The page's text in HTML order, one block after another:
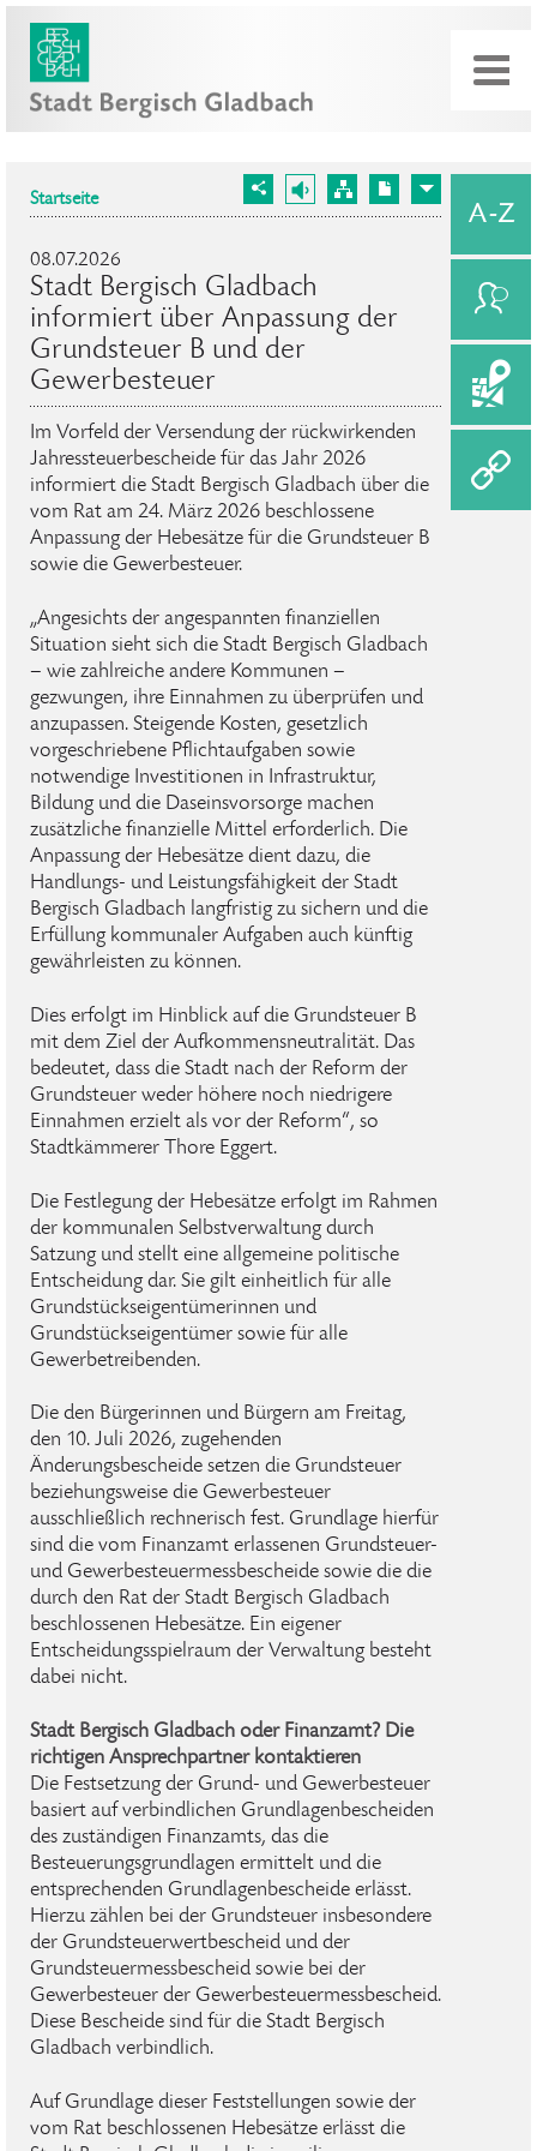
Startseite
08.07.2026
Stadt Bergisch Gladbach
informiert über Anpassung der
Grundsteuer B und der
Gewerbesteuer
Im Vorfeld der Versendung der rückwirkenden
Jahressteuerbescheide für das Jahr 2026
informiert die Stadt Bergisch Gladbach über die
vom Rat am 24. März 2026 beschlossene
Anpassung der Hebesätze für die Grundsteuer B
sowie die Gewerbesteuer.
„Angesichts der angespannten finanziellen
Situation sieht sich die Stadt Bergisch Gladbach
– wie zahlreiche andere Kommunen –
gezwungen, ihre Einnahmen zu überprüfen und
anzupassen. Steigende Kosten, gesetzlich
vorgeschriebene Pflichtaufgaben sowie
notwendige Investitionen in Infrastruktur,
Bildung und die Daseinsvorsorge machen
zusätzliche finanzielle Mittel erforderlich. Die
Anpassung der Hebesätze dient dazu, die
Handlungs- und Leistungsfähigkeit der Stadt
Bergisch Gladbach langfristig zu sichern und die
Erfüllung kommunaler Aufgaben auch künftig
gewährleisten zu können.
Dies erfolgt im Hinblick auf die Grundsteuer B
mit dem Ziel der Aufkommensneutralität. Das
bedeutet, dass die Stadt nach der Reform der
Grundsteuer weder höhere noch niedrigere
Einnahmen erzielt als vor der Reform“, so
Stadtkämmerer Thore Eggert.
Die Festlegung der Hebesätze erfolgt im Rahmen
der kommunalen Selbstverwaltung durch
Satzung und stellt eine allgemeine politische
Entscheidung dar. Sie gilt einheitlich für alle
Grundstückseigentümerinnen und
Grundstückseigentümer sowie für alle
Gewerbetreibenden.
Die den Bürgerinnen und Bürgern am Freitag,
den 10. Juli 2026, zugehenden
Änderungsbescheide setzen die Grundsteuer
beziehungsweise die Gewerbesteuer
ausschließlich rechnerisch fest. Grundlage hierfür
sind die vom Finanzamt erlassenen Grundsteuer-
und Gewerbesteuermessbescheide sowie die die
durch den Rat der Stadt Bergisch Gladbach
beschlossenen Hebesätze. Ein eigener
Entscheidungsspielraum der Verwaltung besteht
dabei nicht.
Stadt Bergisch Gladbach oder Finanzamt? Die
richtigen Ansprechpartner kontaktieren
Die Festsetzung der Grund- und Gewerbesteuer
basiert auf verbindlichen Grundlagenbescheiden
des zuständigen Finanzamts, das die
Besteuerungsgrundlagen ermittelt und die
entsprechenden Grundlagenbescheide erlässt.
Hierzu zählen bei der Grundsteuer insbesondere
der Grundsteuerwertbescheid und der
Grundsteuermessbescheid sowie bei der
Gewerbesteuer der Gewerbesteuermessbescheid.
Diese Bescheide sind für die Stadt Bergisch
Gladbach verbindlich.
Auf Grundlage dieser Feststellungen sowie der
vom Rat beschlossenen Hebesätze erlässt die